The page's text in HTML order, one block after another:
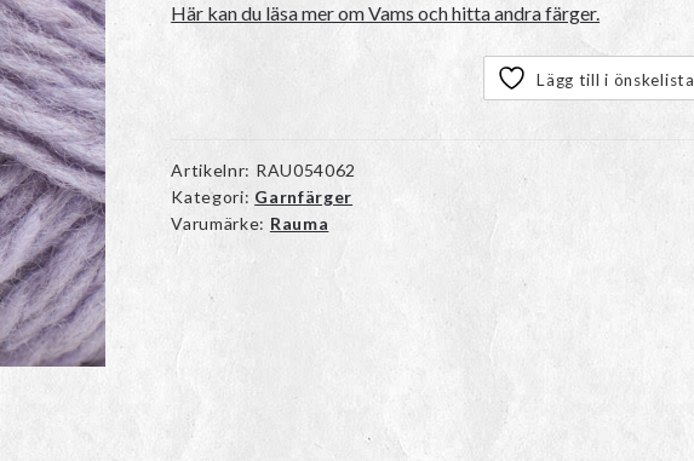
Här kan du läsa mer om Vams och hitta andra färger.
Lägg till i önskelista
Artikelnr: RAU054062
Kategori: Garnfärger
Varumärke: Rauma